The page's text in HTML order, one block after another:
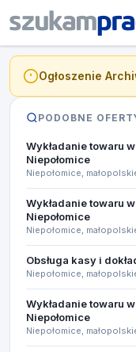
Ogłoszenie
PODOBNE
Wykładanie towaru
Niepołomice
Niepołomice,
Wykładanie towaru
Niepołomice
Niepołomice,
Obsługa kasy i
Niepołomice,
Wykładanie towaru
Niepołomice
Niepołomice,